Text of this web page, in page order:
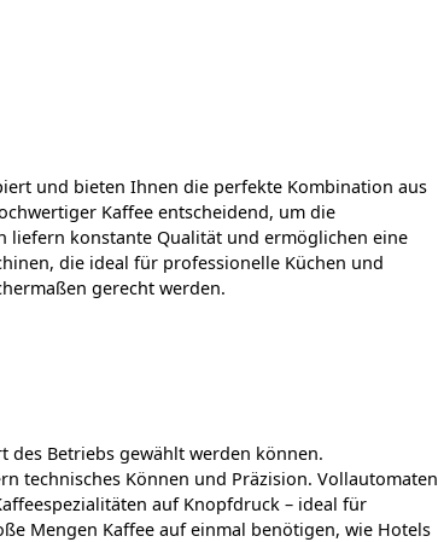
und bieten Ihnen die perfekte Kombination aus
Kaffee entscheidend, um die
liefern konstante Qualität und ermöglichen eine
die ideal für professionelle Küchen und
gerecht werden.
des Betriebs gewählt werden können.
technisches Können und Präzision. Vollautomaten
auf Knopfdruck – ideal für
Mengen Kaffee auf einmal benötigen, wie Hotels